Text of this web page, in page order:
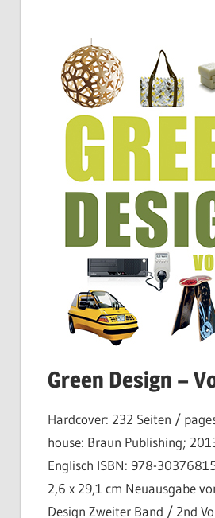
Green Design –
Hardcover: 232 Seiten /
house: Braun Publishing;
Englisch ISBN: 978-
2,6 x 29,1 cm Neuausgabe
Design Zweiter Band / 2nd